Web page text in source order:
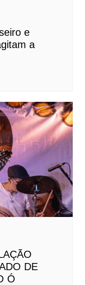
e
a
DE
Ó